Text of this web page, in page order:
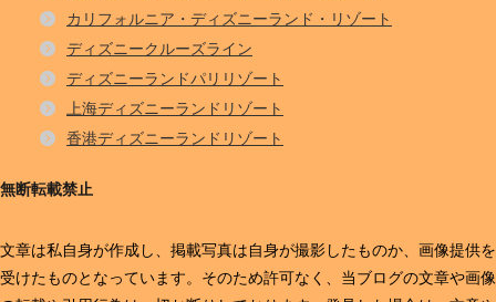
カリフォルニア・ディズニーランド・リゾート
ディズニークルーズライン
ディズニーランドパリリゾート
上海ディズニーランドリゾート
香港ディズニーランドリゾート
無断転載禁止
文章は私自身が作成し、掲載写真は自身が撮影したものか、画像提供を
受けたものとなっています。そのため許可なく、当ブログの文章や画像